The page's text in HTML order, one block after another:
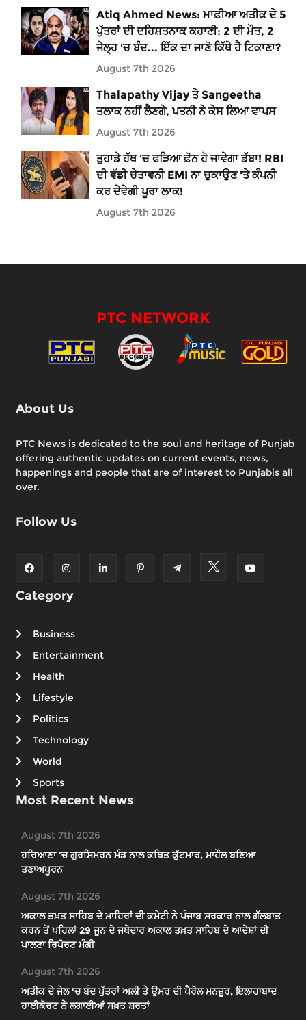
Atiq Ahmed News: ਮਾਫ਼ੀਆ ਅਤੀਕ ਦੇ 5
ਪੁੱਤਰਾਂ ਦੀ ਦਹਿਸ਼ਤਨਾਕ ਕਹਾਣੀ: 2 ਦੀ ਮੌਤ, 2
ਜੇਲ੍ਹ 'ਚ ਬੰਦ... ਇੱਕ ਦਾ ਜਾਣੋ ਕਿੱਥੇ ਹੈ ਟਿਕਾਣਾ?
August 7th 2026
Thalapathy Vijay ਤੇ Sangeetha
ਤਲਾਕ ਨਹੀਂ ਲੈਣਗੇ, ਪਤਨੀ ਨੇ ਕੇਸ ਲਿਆ ਵਾਪਸ
August 7th 2026
ਤੁਹਾਡੇ ਹੱਥ 'ਚ ਫੜਿਆ ਫ਼ੋਨ ਹੋ ਜਾਵੇਗਾ ਡੱਬਾ! RBI
ਦੀ ਵੱਡੀ ਚੇਤਾਵਨੀ EMI ਨਾ ਚੁਕਾਉਣ 'ਤੇ ਕੰਪਨੀ
ਕਰ ਦੇਵੇਗੀ ਪੂਰਾ ਲਾਕ!
August 7th 2026
PTC NETWORK
About Us
PTC News is dedicated to the soul and heritage of Punjab
offering authentic updates on current events, news,
happenings and people that are of interest to Punjabis all
over.
Follow Us
Category
Business
Entertainment
Health
Lifestyle
Politics
Technology
World
Sports
Most Recent News
August 7th 2026
ਹਰਿਆਣਾ 'ਚ ਗੁਰਸਿਮਰਨ ਮੰਡ ਨਾਲ ਕਥਿਤ ਕੁੱਟਮਾਰ, ਮਾਹੌਲ ਬਣਿਆ
ਤਣਾਅਪੂਰਨ
August 7th 2026
ਅਕਾਲ ਤਖ਼ਤ ਸਾਹਿਬ ਦੇ ਮਾਹਿਰਾਂ ਦੀ ਕਮੇਟੀ ਨੇ ਪੰਜਾਬ ਸਰਕਾਰ ਨਾਲ ਗੱਲਬਾਤ
ਕਰਨ ਤੋਂ ਪਹਿਲਾਂ 29 ਜੂਨ ਦੇ ਜਥੇਦਾਰ ਅਕਾਲ ਤਖ਼ਤ ਸਾਹਿਬ ਦੇ ਆਦੇਸ਼ਾਂ ਦੀ
ਪਾਲਣਾ ਰਿਪੋਰਟ ਮੰਗੀ
August 7th 2026
ਅਤੀਕ ਦੇ ਜੇਲ 'ਚ ਬੰਦ ਪੁੱਤਰਾਂ ਅਲੀ ਤੇ ਉਮਰ ਦੀ ਪੈਰੋਲ ਮਨਜ਼ੂਰ, ਇਲਾਹਾਬਾਦ
ਹਾਈਕੋਰਟ ਨੇ ਲਗਾਈਆਂ ਸਖ਼ਤ ਸ਼ਰਤਾਂ